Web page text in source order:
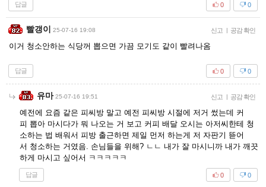
답글 0
0
빨갱이 25-07-16 19:08 신고 | 공감 확인
이거 청소안하는 식당꺼 뽑으면 가끔 모기도 같이 빨려나옴
답글 0
0
유마 25-07-16 19:51 신고 | 공감 확인
예전에 요즘 같은 피씨방 말고 예전 피씨방 시절에 저거 썼는데 커
피 뽑아 마시다가 뭐 나오는 거 보고 커피 배달 오시는 아저씨한테 청
소하는 법 배워서 피방 출근하면 제일 먼저 하는게 저 자판기 뜯어
서 청소하는 거였음. 손님들을 위해? ㄴㄴ 내가 잘 마시니까 내가 깨끗
하게 마시고 싶어서 ㅋㅋㅋㅋㅋ
답글 0
0